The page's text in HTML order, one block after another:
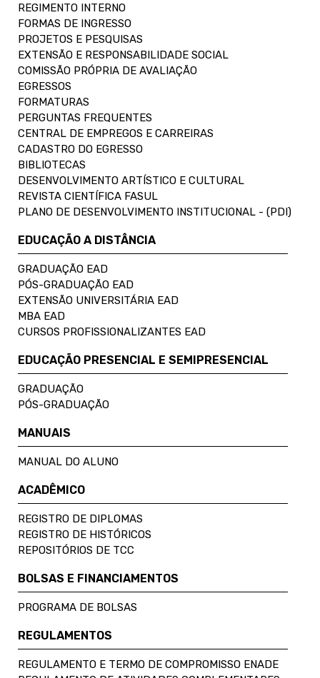
REGIMENTO INTERNO
FORMAS DE INGRESSO
PROJETOS E PESQUISAS
EXTENSÃO E RESPONSABILIDADE SOCIAL
COMISSÃO PRÓPRIA DE AVALIAÇÃO
EGRESSOS
FORMATURAS
PERGUNTAS FREQUENTES
CENTRAL DE EMPREGOS E CARREIRAS
CADASTRO DO EGRESSO
BIBLIOTECAS
DESENVOLVIMENTO ARTÍSTICO E CULTURAL
REVISTA CIENTÍFICA FASUL
PLANO DE DESENVOLVIMENTO INSTITUCIONAL - (PDI)
EDUCAÇÃO A DISTÂNCIA
GRADUAÇÃO EAD
PÓS-GRADUAÇÃO EAD
EXTENSÃO UNIVERSITÁRIA EAD
MBA EAD
CURSOS PROFISSIONALIZANTES EAD
EDUCAÇÃO PRESENCIAL E SEMIPRESENCIAL
GRADUAÇÃO
PÓS-GRADUAÇÃO
MANUAIS
MANUAL DO ALUNO
ACADÊMICO
REGISTRO DE DIPLOMAS
REGISTRO DE HISTÓRICOS
REPOSITÓRIOS DE TCC
BOLSAS E FINANCIAMENTOS
PROGRAMA DE BOLSAS
REGULAMENTOS
REGULAMENTO E TERMO DE COMPROMISSO ENADE